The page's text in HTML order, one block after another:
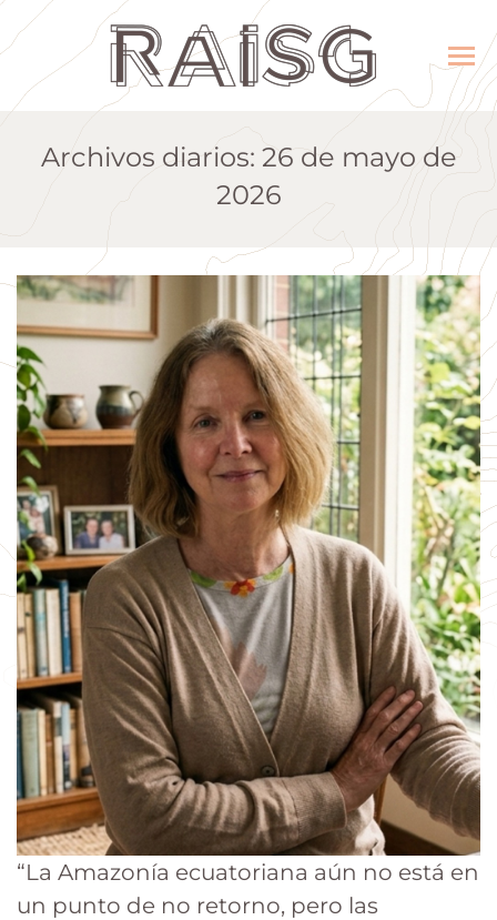
Archivos diarios: 26 de mayo de
2026
“La Amazonía ecuatoriana aún no está en
un punto de no retorno, pero las